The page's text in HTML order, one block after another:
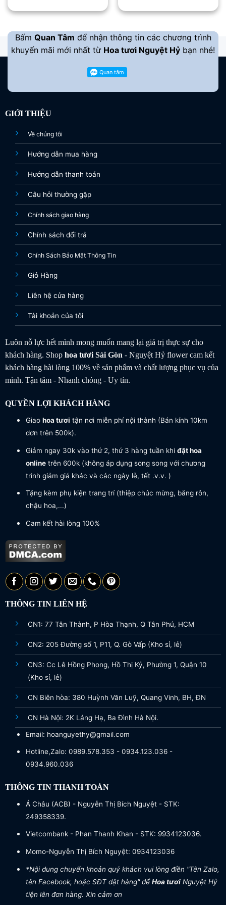
3.500.000 ₫.
Bấm Quan Tâm để nhận thông tin các chương trình
khuyến mãi mới nhất từ Hoa tươi Nguyệt Hỷ bạn nhé!
GIỚI THIỆU
Về chúng tôi
Hướng dẫn mua hàng
Hướng dẫn thanh toán
Câu hỏi thường gặp
Chính sách giao hàng
Chính sách đổi trả
Chính Sách Bảo Mật Thông Tin
Giỏ Hàng
Liên hệ cửa hàng
Tài khoản của tôi
Luôn nỗ lực hết mình mong muốn mang lại giá trị thực sự cho
khách hàng. Shop hoa tươiSài Gòn - Nguyệt Hỷ flower cam kết
khách hàng hài lòng 100% về sản phẩm và chất lượng phục vụ của
mình. Tận tâm - Nhanh chóng - Uy tín.
QUYỀN LỢI KHÁCH HÀNG
Giao hoa tươi tận nơi miễn phí nội thành (Bán kính 10km
đơn trên 500k).
Giảm ngay 30k vào thứ 2, thứ 3 hàng tuần khi đặt hoa
onlinetrên 600k (không áp dụng song song với chương
trình giảm giá khác và các ngày lễ, tết .v.v. )
Tặng kèm phụ kiện trang trí (thiệp chúc mừng, băng rôn,
chậu hoa,...)
Cam kết hài lòng 100%
THÔNG TIN LIÊN HỆ
CN1: 77 Tân Thành, P Hòa Thạnh, Q Tân Phú, HCM
CN2: 205 Đường số 1, P11, Q. Gò Vấp (Kho sỉ, lẻ)
CN3: Cc Lê Hồng Phong, Hồ Thị Kỷ, Phường 1, Quận 10
(Kho sỉ, lẻ)
CN Biên hòa: 380 Huỳnh Văn Luỹ, Quang Vinh, BH, ĐN
CN Hà Nội: 2K Láng Hạ, Ba Đình Hà Nội.
Email: hoanguyethy@gmail.com
Hotline,Zalo: 0989.578.353 - 0934.123.036 -
0934.960.036
THÔNG TIN THANH TOÁN
Á Châu (ACB) - Nguyễn Thị Bích Nguyệt - STK:
249358339.
Vietcombank - Phan Thanh Khan - STK: 9934123036.
Momo-Nguyễn Thị Bích Nguyệt: 0934123036
*Nội dung chuyển khoản quý khách vui lòng điền "Tên Zalo,
tên Facebook, hoặc SĐT đặt hàng" đểHoa tươiNguyệt Hỷ
tiện lên đơn hàng. Xin cảm ơn